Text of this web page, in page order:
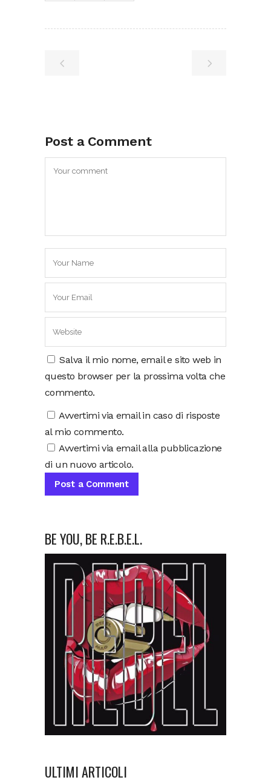
Post a Comment
Salva il mio nome, email e sito web in
questo browser per la prossima volta che
commento.
Avvertimi via email in caso di risposte
al mio commento.
Avvertimi via email alla pubblicazione
di un nuovo articolo.
BE YOU, BE R.E.B.E.L.
ULTIMI ARTICOLI